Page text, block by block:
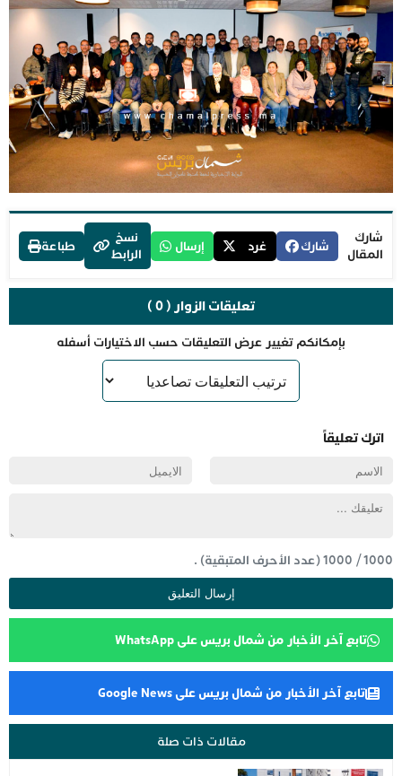
شارك
المقال
شارك غرد إرسال
نسخ
الرابط
طباعة
تعليقات الزوار ( 0 )
بإمكانكم تغيير عرض التعليقات حسب الاختيارات أسفله
اترك تعليقاً
1000
/
1000(عدد الأحرف المتبقية) .
تابع آخر الأخبار من شمال بريس على WhatsApp
تابع آخر الأخبار من شمال بريس على Google News
مقالات ذات صلة